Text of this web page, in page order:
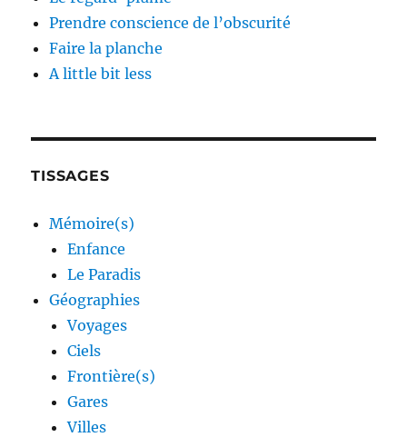
Prendre conscience de l’obscurité
Faire la planche
A little bit less
TISSAGES
Mémoire(s)
Enfance
Le Paradis
Géographies
Voyages
Ciels
Frontière(s)
Gares
Villes